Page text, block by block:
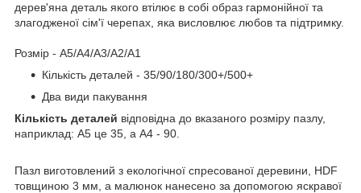
дерев'яна деталь якого втілює в собі образ гармонійної та
злагодженої сім'ї черепах, яка висловлює любов та підтримку.
Розмір - A5/A4/A3/A2/A1
Кількість деталей - 35/90/180/300+/500+
Два види пакування
Кількість деталей відповідна до вказаного розміру пазлу,
наприклад: А5 це 35, а А4 - 90.
Пазл виготовлений з екологічної спресованої деревини, HDF
товщиною 3 мм, а малюнок нанесено за допомогою яскравої